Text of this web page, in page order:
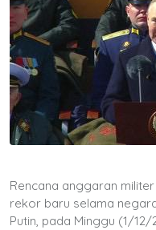
Rencana anggaran
rekor baru selama
Putin, pada Minggu (1/